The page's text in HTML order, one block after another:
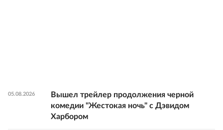
05.08.2026
Вышел трейлер продолжения черной
комедии "Жестокая ночь" с Дэвидом
Харбором